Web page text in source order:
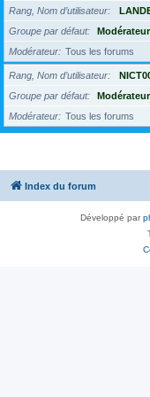
Rang, Nom d’utilisateur
Groupe par défaut
Modérateur
Tous les forums
Rang, Nom d’utilisateur
Groupe par défaut
Modérateur
Tous les forums
Index du forum
Développé par